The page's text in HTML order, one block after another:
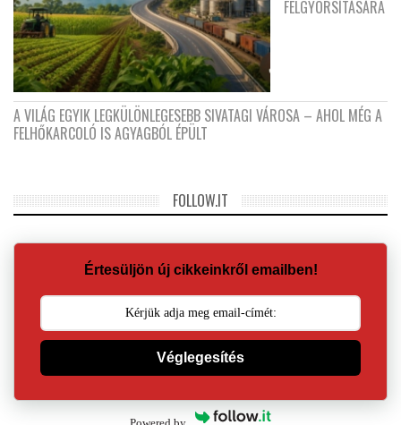
FELGYORSÍTÁSÁRA
A VILÁG EGYIK LEGKÜLÖNLEGESEBB SIVATAGI VÁROSA – AHOL MÉG A
FELHŐKARCOLÓ IS AGYAGBÓL ÉPÜLT
FOLLOW.IT
Értesüljön új cikkeinkről emailben!
Véglegesítés